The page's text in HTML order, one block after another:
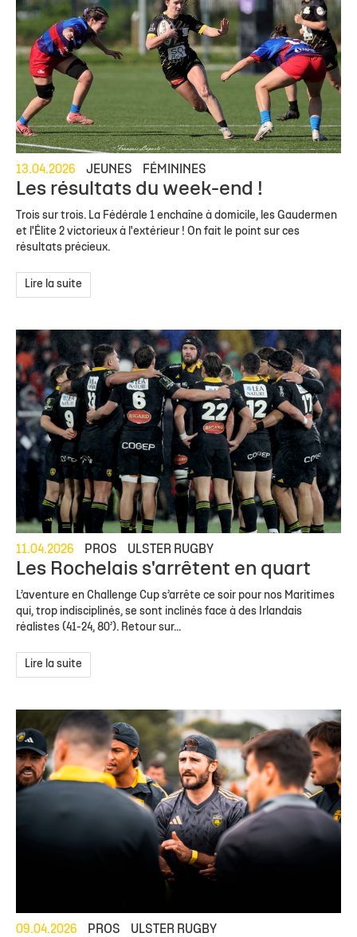
13.04.2026 JEUNES FÉMININES
Les résultats du week-end !
Trois sur trois. La Fédérale 1 enchaîne à domicile, les Gaudermen
et l'Élite 2 victorieux à l'extérieur ! On fait le point sur ces
résultats précieux.
Lire la suite
11.04.2026 PROS ULSTER RUGBY
Les Rochelais s'arrêtent en quart
L’aventure en Challenge Cup s’arrête ce soir pour nos Maritimes
qui, trop indisciplinés, se sont inclinés face à des Irlandais
réalistes (41-24, 80’). Retour sur...
Lire la suite
09.04.2026 PROS ULSTER RUGBY